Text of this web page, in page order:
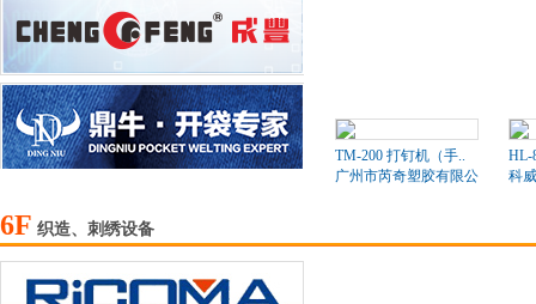
TM-200 打钉机（手..
广州市芮奇塑胶有限公司
HL-
科
6F 织造、刺绣设备